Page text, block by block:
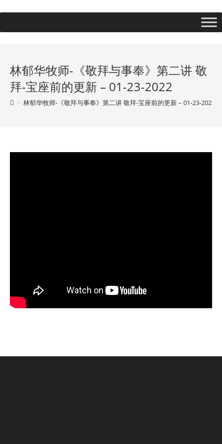
林郁华牧师-《敬拜与事奉》第二讲 敬
拜-宝座前的更新 – 01-23-2022
> 林郁华牧师-《敬拜与事奉》第二讲 敬拜-宝座前的更新 – 01-23-2022